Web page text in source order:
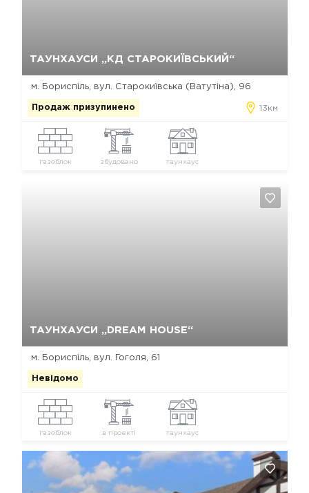
ТАУНХАУСИ „КД СТАРОКИЇВСЬКИЙ“
м. Бориспіль, вул. Старокиївська (Ватутіна), 96
Продаж призупинено 13км
газоблок збудовано таунхаус
ТАУНХАУСИ „DREAM HOUSE“
м. Бориспіль, вул. Гоголя, 61
Невідомо
газоблок в проекті таунхаус